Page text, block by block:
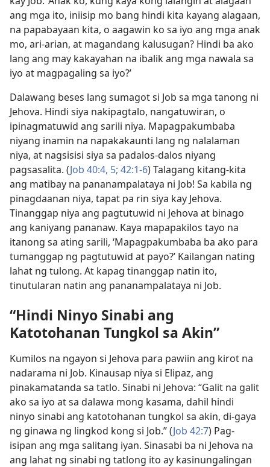
ang mga ito, iniisip mo bang hindi kita kayang alagaan,
na papabayaan kita, o aagawin ko sa iyo ang mga anak
mo, ari-arian, at magandang kalusugan? Hindi ba ako
lang ang may kakayahan na ibalik ang mga nawala sa
iyo at magpagaling sa iyo?’
Dalawang beses lang sumagot si Job sa mga tanong ni
Jehova. Hindi siya nakipagtalo, nangatuwiran, o
ipinagmatuwid ang sarili niya. Mapagpakumbaba
niyang inamin na napakakaunti lang ng nalalaman
niya, at nagsisisi siya sa padalos-dalos niyang
pagsasalita. (Job 40:4, 5; 42:1-6) Talagang kitang-kita
ang matibay na pananampalataya ni Job! Sa kabila ng
pinagdaanan niya, tapat pa rin siya kay Jehova.
Tinanggap niya ang pagtutuwid ni Jehova at binago
ang kaniyang pananaw. Kaya mapapakilos tayo na
itanong sa ating sarili, ‘Mapagpakumbaba ba ako para
tumanggap ng pagtutuwid at payo?’ Kailangan nating
lahat ng tulong. At kapag tinanggap natin ito,
tinutularan natin ang pananampalataya ni Job.
“Hindi Ninyo Sinabi ang
Katotohanan Tungkol sa Akin”
Kumilos na ngayon si Jehova para pawiin ang kirot na
nadarama ni Job. Kinausap niya si Elipaz, ang
pinakamatanda sa tatlo. Sinabi ni Jehova: “Galit na galit
ako sa iyo at sa dalawa mong kasama, dahil hindi
ninyo sinabi ang katotohanan tungkol sa akin, di-gaya
ng ginawa ng lingkod kong si Job.” (Job 42:7) Pag-
isipan ang mga salitang iyan. Sinasabi ba ni Jehova na
ang lahat ng sinabi ng tatlong ito ay kasinungalingan